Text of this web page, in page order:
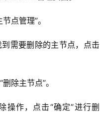
点管理”。
需要删除的主节点，点击
除主节点”。
操作，点击“确定”进行删